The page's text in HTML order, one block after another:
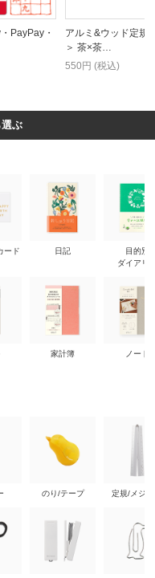
PayPay・
アルミ&ウッド定規
＞ 茶×茶…
550円 (税込)
ぶ
ード 日記
家計簿
目的別
ダイアリ
ノート
のり/テープ 定規/メジ